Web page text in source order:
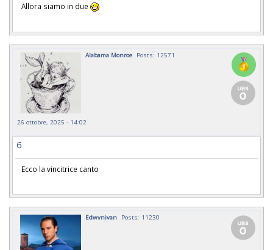
Allora siamo in due
Alabama Monroe Posts: 12571
26 ottobre, 2025 - 14:02
6
Ecco la vincitrice canto
Edwynivan Posts: 11230